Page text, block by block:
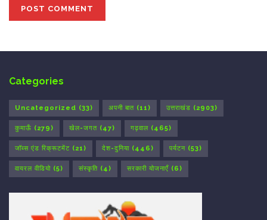
Categories
Uncategorized (33) अपनी बात (11) उत्तराखंड (2903)
कुमाऊँ (279) खेल-जगत (47) गढ़वाल (465)
जॉब्स एंड रिक्रूटमेंट (21) देश-दुनिया (446) पर्यटन (53)
वायरल वीडियो (5) संस्कृति (4) सरकारी योजनाएँ (6)